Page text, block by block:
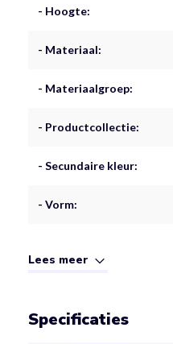
- Hoogte:
- Materiaal:
- Materiaalgroep:
- Productcollectie:
- Secundaire kleur:
- Vorm:
Lees meer
Specificaties